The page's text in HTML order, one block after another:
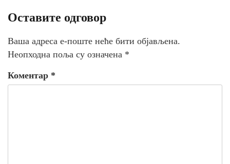
Оставите одговор
Ваша адреса е-поште неће бити објављена.
Неопходна поља су означена *
Коментар *